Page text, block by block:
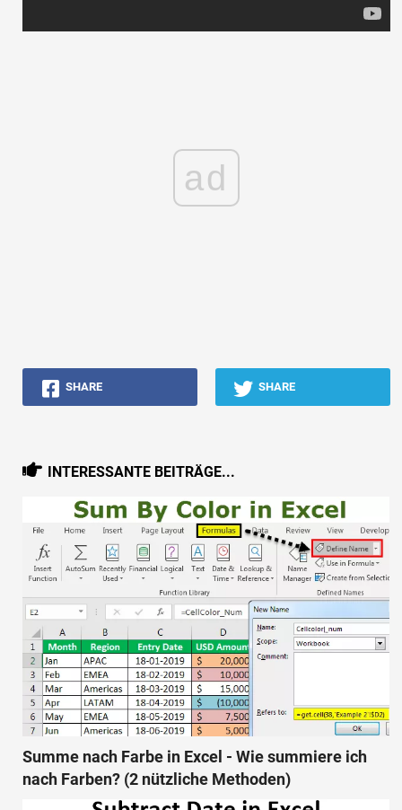
ad
SHARE SHARE
INTERESSANTE BEITRÄGE...
Summe nach Farbe in Excel - Wie summiere ich
nach Farben? (2 nützliche Methoden)